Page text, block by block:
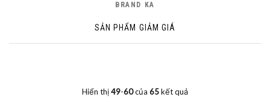
BRAND KA
SẢN PHẨM GIẢM GIÁ
Hiển thị49-60của 65kết quả